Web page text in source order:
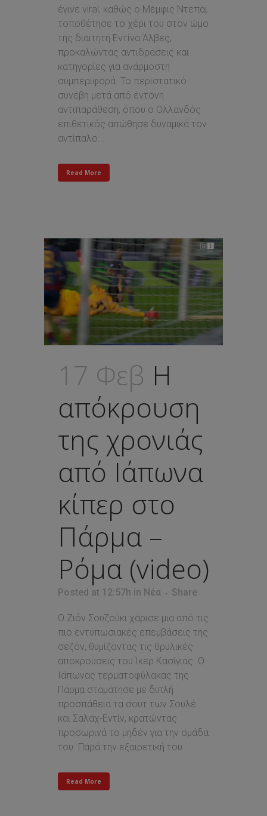
έγινε viral, καθώς ο Μέμφις Ντεπάι
τοποθέτησε το χέρι του στον ώμο
της διαιτητή Εντίνα Άλβες,
προκαλώντας αντιδράσεις και
κατηγορίες για ανάρμοστη
συμπεριφορά. Το περιστατικό
συνέβη μετά από έντονη
αντιπαράθεση, όπου ο Ολλανδός
επιθετικός απώθησε δυναμικά τον
αντίπαλο...
Read More
17 Φεβ Η
απόκρουση
της χρονιάς
από Ιάπωνα
κίπερ στο
Πάρμα –
Ρόμα (video)
Posted at 12:57h in Νέα Share
Ο Ζιόν Σουζούκι χάρισε μια από τις
πιο εντυπωσιακές επεμβάσεις της
σεζόν, θυμίζοντας τις θρυλικές
αποκρούσεις του Ίκερ Κασίγιας. Ο
Ιάπωνας τερματοφύλακας της
Πάρμα σταμάτησε με διπλή
προσπάθεια τα σουτ των Σουλέ
και Σαλάχ-Εντίν, κρατώντας
προσωρινά το μηδέν για την ομάδα
του. Παρά την εξαιρετική του...
Read More